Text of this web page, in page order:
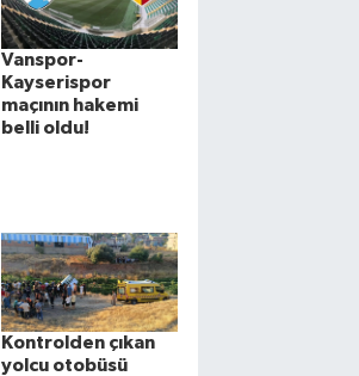
Vanspor-
Kayserispor
maçının hakemi
belli oldu!
Kontrolden çıkan
yolcu otobüsü